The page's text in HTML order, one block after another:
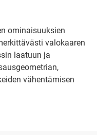
ominaisuuksien
valokaaren
laatuun ja
vähentämisen